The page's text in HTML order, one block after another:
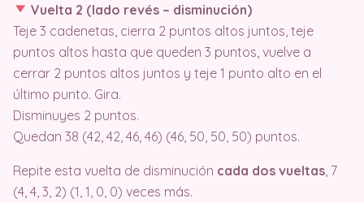
Vuelta 2 (lado revés – disminución)
Teje 3 cadenetas, cierra 2 puntos altos juntos, teje
puntos altos hasta que queden 3 puntos, vuelve a
cerrar 2 puntos altos juntos y teje 1 punto alto en el
último punto. Gira.
Disminuyes 2 puntos.
Quedan 38 (42, 42, 46, 46) (46, 50, 50, 50) puntos.
Repite esta vuelta de disminución cada dos vueltas , 7
(4, 4, 3, 2) (1, 1, 0, 0) veces más.